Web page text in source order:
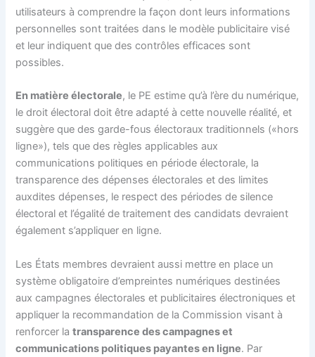
utilisateurs à comprendre la façon dont leurs informations
personnelles sont traitées dans le modèle publicitaire visé
et leur indiquent que des contrôles efficaces sont
possibles.
En matière électorale, le PE estime qu’à l’ère du numérique,
le droit électoral doit être adapté à cette nouvelle réalité, et
suggère que des garde-fous électoraux traditionnels («hors
ligne»), tels que des règles applicables aux
communications politiques en période électorale, la
transparence des dépenses électorales et des limites
auxdites dépenses, le respect des périodes de silence
électoral et l’égalité de traitement des candidats devraient
également s’appliquer en ligne.
Les États membres devraient aussi mettre en place un
système obligatoire d’empreintes numériques destinées
aux campagnes électorales et publicitaires électroniques et
appliquer la recommandation de la Commission visant à
renforcer latransparence des campagnes et
communications politiques payantes en ligne. Par